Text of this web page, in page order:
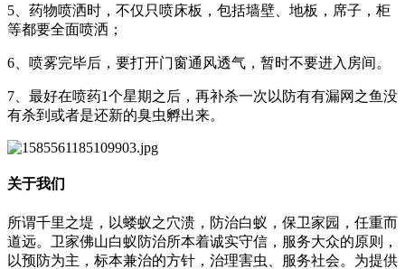
5、药物喷洒时，不仅只喷床板，包括墙壁、地板，席子，柜
等都要全面喷洒；
6、喷雾完毕后，要打开门窗通风透气，暂时不要进入房间。
7、最好在喷药1个星期之后，再补杀一次以防有有漏网之鱼没
有杀到或者是还新的臭虫孵出来。
关于我们
所谓千里之堤，以蝼蚁之穴溃，防治白蚁，保卫家园，任重而
道远。卫家佛山白蚁防治所本着诚实守信，服务大众的原则，
以预防为主，标本兼治的方针，治理害虫、服务社会。为提供